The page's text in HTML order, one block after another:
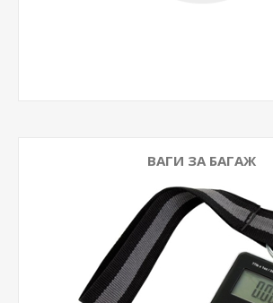
ВАГИ ЗА БАГАЖ